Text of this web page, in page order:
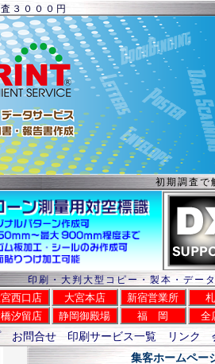
３０００円
初期調査で
印刷・大判大型コピー・製本・デー
西口店 大宮本店 新宿営業所
汐留店
静岡御殿場 福 岡
全
お問合せ 印刷サービス一覧 リンク
集客ホームペ